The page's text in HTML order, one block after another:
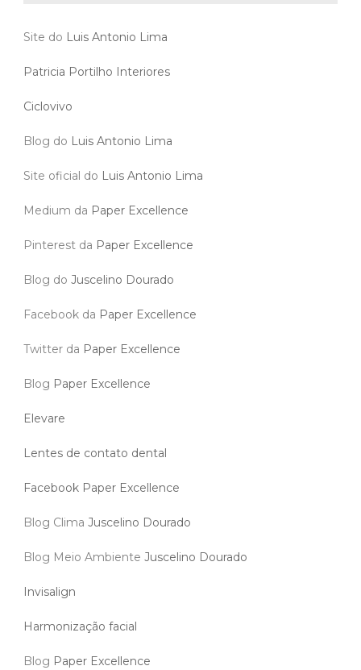
Site do Luis Antonio Lima
Patricia Portilho Interiores
Ciclovivo
Blog do Luis Antonio Lima
Site oficial do Luis Antonio Lima
Medium da Paper Excellence
Pinterest da Paper Excellence
Blog do Juscelino Dourado
Facebook da Paper Excellence
Twitter da Paper Excellence
Blog Paper Excellence
Elevare
Lentes de contato dental
Facebook Paper Excellence
Blog Clima Juscelino Dourado
Blog Meio Ambiente Juscelino Dourado
Invisalign
Harmonização facial
Blog Paper Excellence